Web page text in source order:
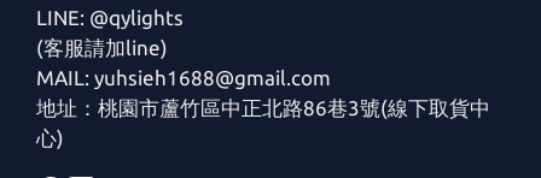
LINE: @qylights
(客服請加line)
MAIL: yuhsieh1688@gmail.com
地址：桃園市蘆竹區中正北路86巷3號(線下取貨中
心)